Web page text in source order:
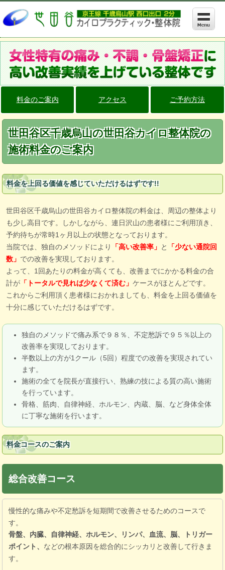
料金のご案内 アクセス ご予約方法
世田谷区千歳烏山の世田谷カイロ整体院の
施術料金のご案内
料金を上回る価値を感じていただけるはずです!!
世田谷区千歳烏山の世田谷カイロ整体院の料金は、周辺の整体より
も少し高目です。しかしながら、連日沢山の患者様にご利用頂き、
予約待ちが常時1ヶ月以上の状態となっております。
当院では、独自のメソッドにより
「高い改善率」 と
「少ない通院回
数」 での改善を実現しております。
よって、1回あたりの料金が高くても、改善までにかかる料金の合
計が「トータルで見れば少なくて済む」 ケースがほとんどです。
これからご利用頂く患者様におかれましても、料金を上回る価値を
十分に感じていただけるはずです。
独自のメソッドで痛み系で９８％、不定愁訴で９５％以上の
改善率を実現しております。
半数以上の方が1クール（5回）程度での改善を実現されてい
ます。
施術の全てを院長が直接行い、熟練の技による質の高い施術
を行っています。
骨格、筋肉、自律神経、ホルモン、内蔵、脳、など身体全体
に丁寧な施術を行います。
料金コースのご案内
総合改善コース
慢性的な痛みや不定愁訴を短期間で改善させるためのコースで
す。
骨盤、内臓、自律神経、ホルモン、リンパ、血流、脳、トリガー
ポイント、 などの根本原因を総合的にシッカリと改善して行きま
す。